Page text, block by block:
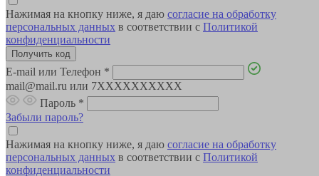
Нажимая на кнопку ниже, я даю согласие на обработку
персональных данных в соответствии с Политикой
конфиденциальности
E-mail или Телефон *
mail@mail.ru или 7XXXXXXXXXX
Пароль *
Забыли пароль?
Нажимая на кнопку ниже, я даю согласие на обработку
персональных данных в соответствии с Политикой
конфиденциальности